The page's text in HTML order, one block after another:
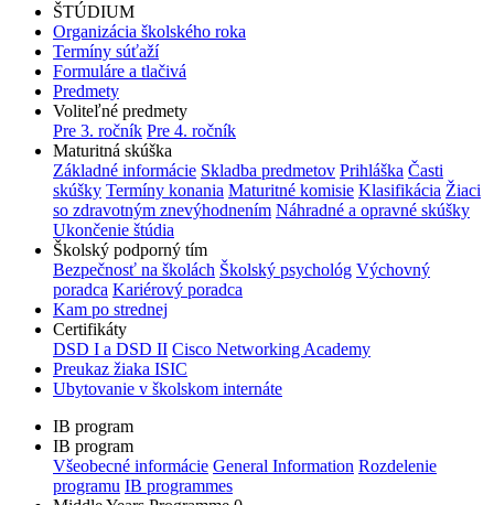
ŠTÚDIUM
Organizácia školského roka
Termíny súťaží
Formuláre a tlačivá
Predmety
Voliteľné predmety
Pre 3. ročník Pre 4. ročník
Maturitná skúška
Základné informácie Skladba predmetov Prihláška Časti
skúšky Termíny konania Maturitné komisie Klasifikácia Žiaci
so zdravotným znevýhodnením Náhradné a opravné skúšky
Ukončenie štúdia
Školský podporný tím
Bezpečnosť na školách Školský psychológ Výchovný
poradca Kariérový poradca
Kam po strednej
Certifikáty
DSD I a DSD II Cisco Networking Academy
Preukaz žiaka ISIC
Ubytovanie v školskom internáte
IB program
IB program
Všeobecné informácie General Information Rozdelenie
programu IB programmes